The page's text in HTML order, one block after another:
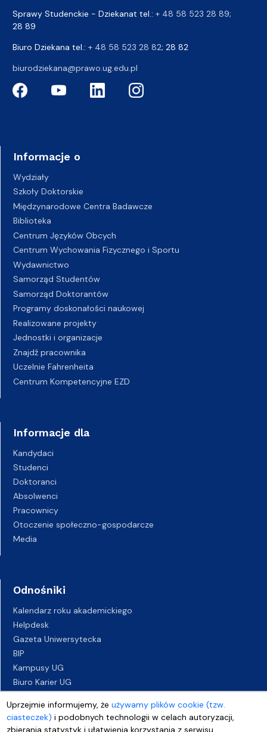
Uprzejmie informujemy, żeużywamy plików cookie (tzw.
ciasteczek) i podobnych technologii w celach autoryzacji,
zbierania statystyk i ułatwienia korzystania z serwisu
Sprawy Studenckie - Dziekanat tel.: + 48 58 523 28 89;
28 89
Biuro Dziekana tel.: + 48 58 523 28 82; 28 82
biurodziekana@prawo.ug.edu.pl
Informacje o
Wydziały
Szkoły Doktorskie
Międzynarodowe Centra Badawcze
Biblioteka
Centrum Języków Obcych
Centrum Wychowania Fizycznego i Sportu
Wydawnictwo
Samorząd Studentów
Samorząd Doktorantów
Programy doskonałości naukowej
Realizowane projekty
Jednostki i organizacje
Znajdź pracownika
Uczelnie Fahrenheita
Centrum Kompetencyjne EZD
Informacje dla
Kandydaci
Studenci
Doktoranci
Absolwenci
Pracownicy
Otoczenie społeczno-gospodarcze
Media
Odnośniki
Kalendarz roku akademickiego
Helpdesk
Gazeta Uniwersytecka
BIP
Kampusy UG
Biuro Karier UG
Deklaracja dostępności